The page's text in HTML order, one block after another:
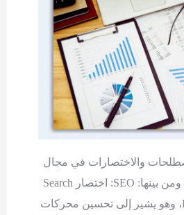
والاختصارات في مجال
التسويق الإلكتروني، ومن بينها: SEO: اختصار Search
Engine Optimization، وهو يشير إلى تحسين محركات